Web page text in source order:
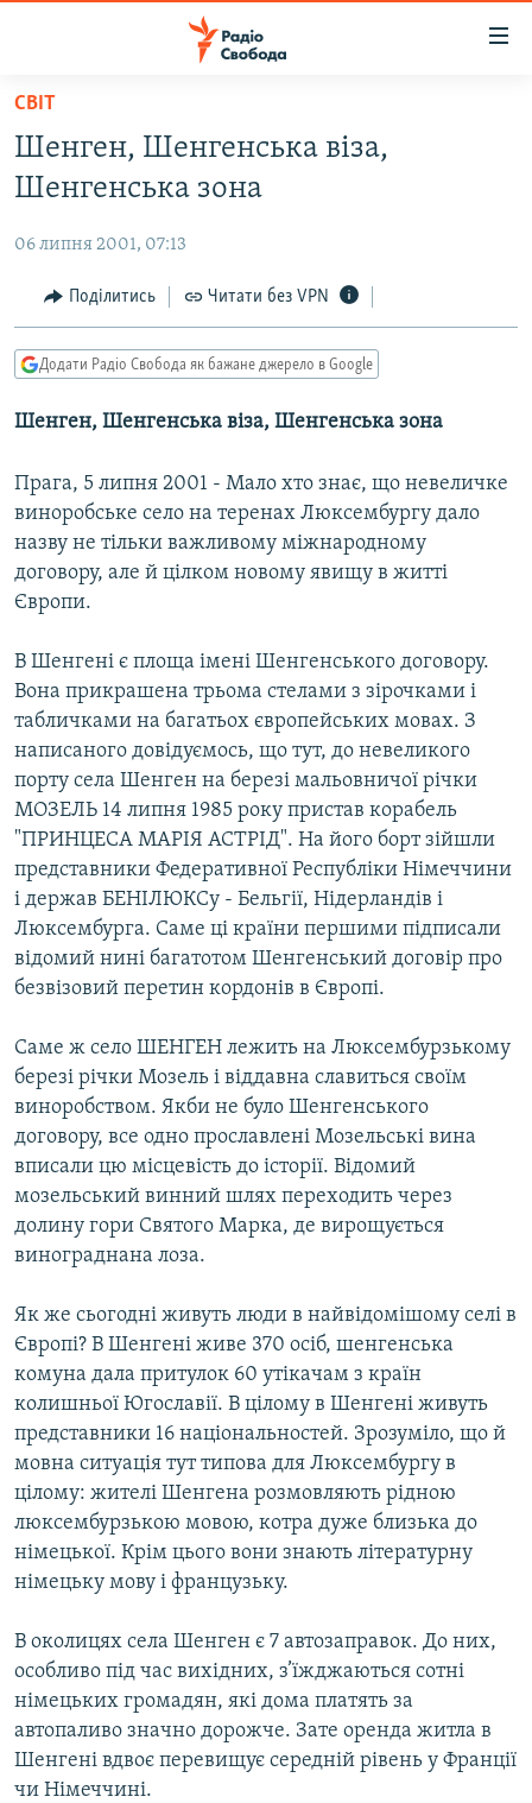
Перейти
основного
матеріалу
до
навігації
Перейти
до
ВСЕ ЗА ДОБУ
ПОЛІТИКА
ЕКОНОМІКА
КУЛЬТУРА
СПОРТ
СВІТ
ВІЙНА
РОСІЙСЬКА «ФІЛЬТРАЦІЯ»
КРИМ.РЕАЛІЇ
ТИ ЯК?
КИТАЙ.ВИКЛИКИ
МУЛЬТИМЕДІА
ФОТО
ПОДКАСТИ
КРИМ РЕАЛІЇ
РУС
УКР
КТАТ
ДОЛУЧАЙСЯ!
Усі сайти RFE/RL
СВІТ
Шенген, Шенгенська віза,
Шенгенська зона
06 липня 2001, 07:13
Поділитись Читати без VPN
Додати Радіо Свобода як бажане джерело в Google
Шенген, Шенгенська віза, Шенгенська зона
Прага, 5 липня 2001 - Мало хто знає, що невеличке
виноробське село на теренах Люксембургу дало
назву не тільки важливому міжнародному
договору, але й цілком новому явищу в житті
Європи.
В Шенгені є площа імені Шенгенського договору.
Вона прикрашена трьома стелами з зірочками і
табличками на багатьох європейських мовах. З
написаного довідуємось, що тут, до невеликого
порту села Шенген на березі мальовничої річки
МОЗЕЛЬ 14 липня 1985 року пристав корабель
"ПРИНЦЕСА МАРІЯ АСТРІД". На його борт зійшли
представники Федеративної Республіки Німеччини
і держав БЕНІЛЮКСу - Бельгії, Нідерландів і
Люксембурга. Саме ці країни першими підписали
відомий нині багатотом Шенгенський договір про
безвізовий перетин кордонів в Європі.
Саме ж село ШЕНГЕН лежить на Люксембурзькому
березі річки Мозель і віддавна славиться своїм
виноробством. Якби не було Шенгенського
договору, все одно прославлені Мозельські вина
вписали цю місцевість до історії. Відомий
мозельський винний шлях переходить через
долину гори Святого Марка, де вирощується
винограднана лоза.
Як же сьогодні живуть люди в найвідомішому селі в
Європі? В Шенгені живе 370 осіб, шенгенська
комуна дала притулок 60 утікачам з країн
колишньої Югославії. В цілому в Шенгені живуть
представники 16 національностей. Зрозуміло, що й
мовна ситуація тут типова для Люксембургу в
цілому: жителі Шенгена розмовляють рідною
люксембурзькою мовою, котра дуже близька до
німецької. Крім цього вони знають літературну
німецьку мову і французьку.
В околицях села Шенген є 7 автозаправок. До них,
особливо під час вихідних, з’їжджаються сотні
німецьких громадян, які дома платять за
автопаливо значно дорожче. Зате оренда житла в
Шенгені вдвоє перевищує середній рівень у Франції
чи Німеччині.